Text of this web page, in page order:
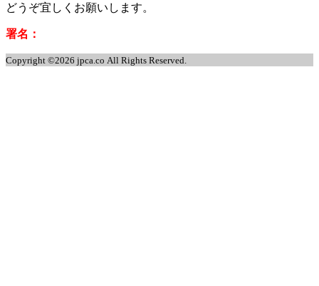
どうぞ宜しくお願いします。
署名：
Copyright ©2026 jpca.co All Rights Reserved.